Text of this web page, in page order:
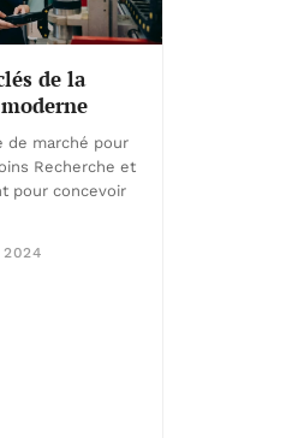
de la
de marché pour
Recherche et
pour concevoir
2024